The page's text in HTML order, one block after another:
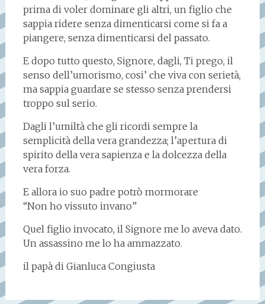
prima di voler dominare gli altri, un figlio che
sappia ridere senza dimenticarsi come si fa a
piangere, senza dimenticarsi del passato.
E dopo tutto questo, Signore, dagli, Ti prego, il
senso dell’umorismo, cosi’ che viva con serietà,
ma sappia guardare se stesso senza prendersi
troppo sul serio.
Dagli l’umiltà che gli ricordi sempre la
semplicità della vera grandezza; l’apertura di
spirito della vera sapienza e la dolcezza della
vera forza.
E allora io suo padre potrò mormorare
“Non ho vissuto invano”
Quel figlio invocato, il Signore me lo aveva dato.
Un assassino me lo ha ammazzato.
il papà di Gianluca Congiusta